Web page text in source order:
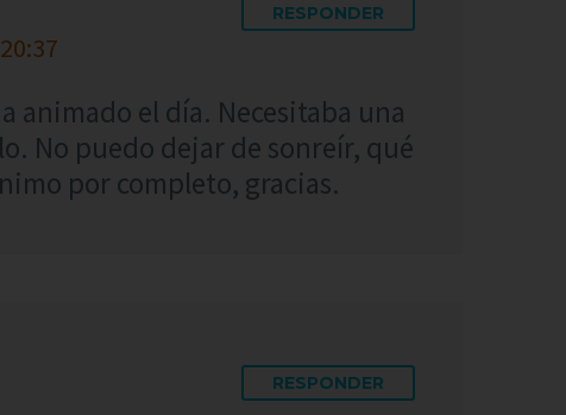
RESPONDER
animado el día. Necesitaba una
No puedo dejar de sonreír, qué
por completo, gracias.
RESPONDER